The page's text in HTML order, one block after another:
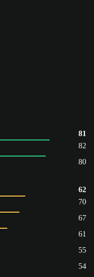
81
82
80
62
70
67
61
55
54